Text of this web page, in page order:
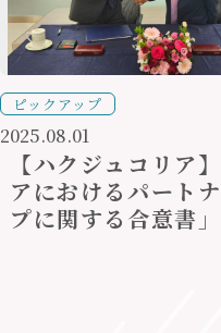
ピックアップ
2025.08.01
【ハクジュコリア
アにおけるパート
プに関する合意書